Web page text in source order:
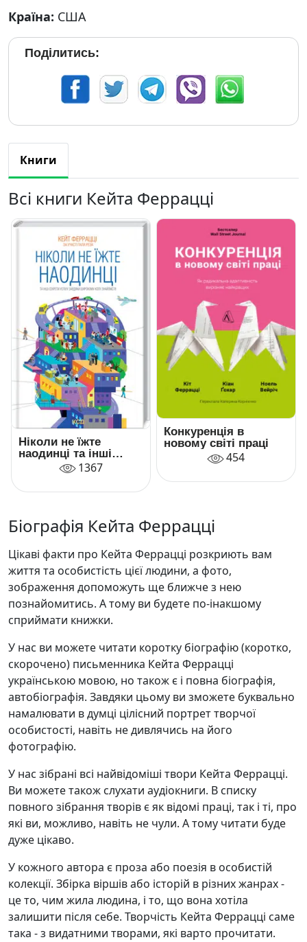
Країна: США
Поділитись:
Книги
Всі книги Кейта Феррацці
Ніколи не їжте
наодинці та інші
секрети успіху
завдяки широкому
колу знайомств
1367
Конкуренція в
новому світі праці
454
Біографія Кейта Феррацці
Цікаві факти про Кейта Феррацці розкриють вам
життя та особистість цієї людини, а фото,
зображення допоможуть ще ближче з нею
познайомитись. А тому ви будете по-інакшому
сприймати книжки.
У нас ви можете читати коротку біографію (коротко,
скорочено) письменника Кейта Феррацці
українською мовою, но також є і повна біографія,
автобіографія. Завдяки цьому ви зможете буквально
намалювати в думці цілісний портрет творчої
особистості, навіть не дивлячись на його
фотографію.
У нас зібрані всі найвідоміші твори Кейта Феррацці.
Ви можете також слухати аудіокниги. В списку
повного зібрання творів є як відомі праці, так і ті, про
які ви, можливо, навіть не чули. А тому читати буде
дуже цікаво.
У кожного автора є проза або поезія в особистій
колекції. Збірка віршів або історій в різних жанрах -
це то, чим жила людина, і то, що вона хотіла
залишити після себе. Творчість Кейта Феррацці саме
така - з видатними творами, які варто прочитати.